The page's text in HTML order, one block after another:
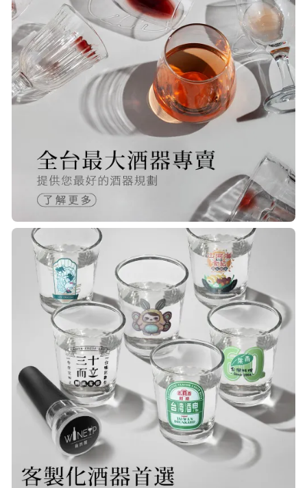
S***
20/Nov/2025 10:10 am
很快就收到商品了，出貨速度相當
快，下單後很快就出貨了，商品包裝
完整，價錢也相當的不錯，值得推薦
R***
21/Nov/2025 05:25 pm
已經回購無數次，賣家態度良好，有
問必答，包裝完整，商品也非常的
棒！
Q***
22/Nov/2025 12:40 pm
很快就收到商品了，出貨速度非常的